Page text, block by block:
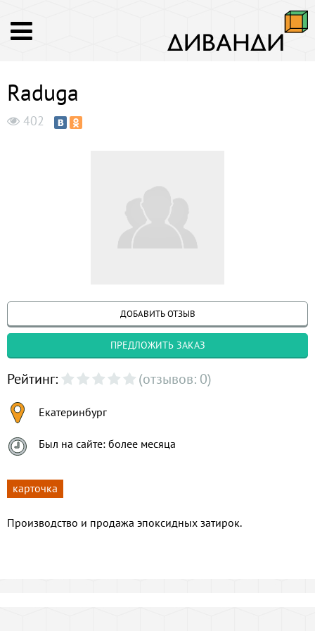
Raduga
402
ДОБАВИТЬ ОТЗЫВ
ПРЕДЛОЖИТЬ ЗАКАЗ
Рейтинг: (отзывов: 0)
Екатеринбург
Был на сайте: более месяца
карточка
Производство и продажа эпоксидных затирок.